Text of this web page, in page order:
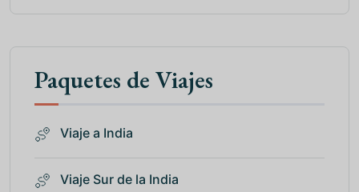
Paquetes de Viajes
Viaje a India
Viaje Sur de la India